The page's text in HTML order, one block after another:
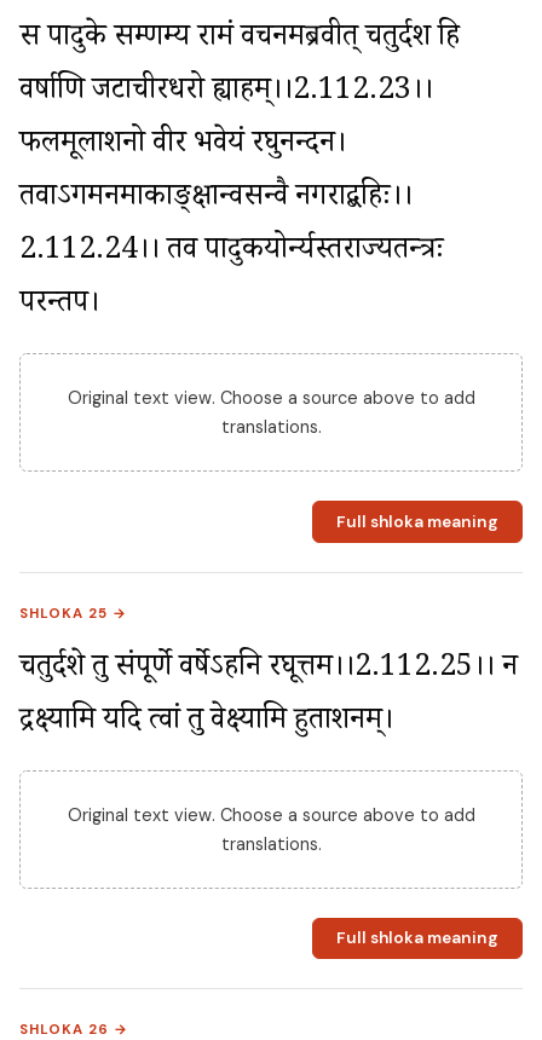
स पादुके सम्प्रणम्य रामं वचनमब्रवीत् चतुर्दश हि
वर्षाणि जटाचीरधरो ह्याहम्।।2.112.23।।
फलमूलाशनो वीर भवेयं रघुनन्दन।
तवाऽगमनमाकाङ्क्षान्वसन्वै नगराद्बहिः।।
2.112.24।। तव पादुकयोर्न्यस्तराज्यतन्त्रः
परन्तप।
Original text view. Choose a source above to add
translations.
Full shloka meaning
SHLOKA 25 →
चतुर्दशे तु संपूर्णे वर्षेऽहनि रघूत्तम।।2.112.25।। न
द्रक्ष्यामि यदि त्वां तु प्रवेक्ष्यामि हुताशनम्।
Original text view. Choose a source above to add
translations.
Full shloka meaning
SHLOKA 26 →